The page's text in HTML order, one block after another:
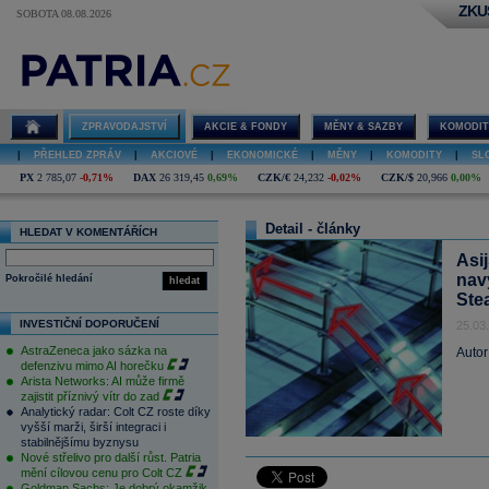
SOBOTA 08.08.2026
ZPRAVODAJSTVÍ AKCIE & FONDY MĚNY & SAZBY
PŘEHLED ZPRÁV AKCIOVÉ EKONOMICKÉ MĚNY KOMODITY
PX 2 785,07 -0,71% DAX 26 319,45 0,69% CZK/€ 24,232 -0,02% CZK/$ 20,966 0,00%
HLEDAT V KOMENTÁŘÍCH
hledat
Pokročilé hledání
INVESTIČNÍ DOPORUČENÍ
AstraZeneca jako sázka na
defenzivu mimo AI horečku
Arista Networks: AI může firmě
zajistit příznivý vítr do zad
Analytický radar: Colt CZ roste díky
vyšší marži, širší integraci i
stabilnějšímu byznysu
Nové střelivo pro další růst. Patria
mění cílovou cenu pro Colt CZ
Detail - články